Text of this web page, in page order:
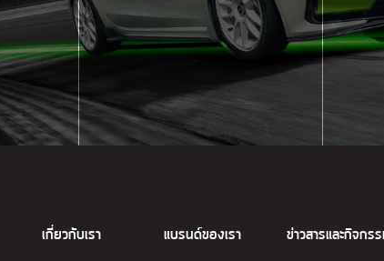
เกี่ยวกับเรา แบรนด์ของเรา ข่าวสารและกิจกร